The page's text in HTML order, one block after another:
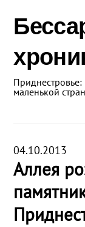
маленькой
04.10.2013
Аллея